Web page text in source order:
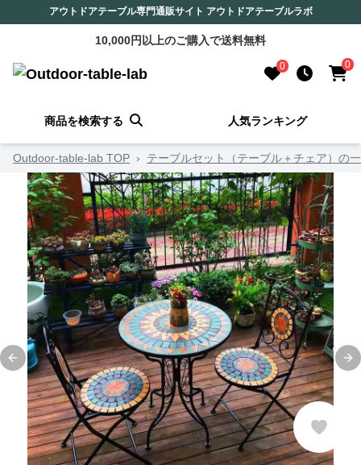
アウトドアテーブル専門通販サイト アウトドアテーブルラボ
10,000円以上のご購入で送料無料
0 0
商品を検索する 人気ランキング
Outdoor-table-lab TOP › テーブルセット（テーブル＋チェア）の
Previous slide